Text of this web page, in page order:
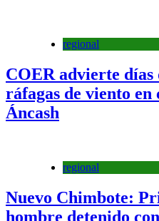
regional
COER advierte días
ráfagas de viento en
Áncash
regional
Nuevo Chimbote:
hombre detenido